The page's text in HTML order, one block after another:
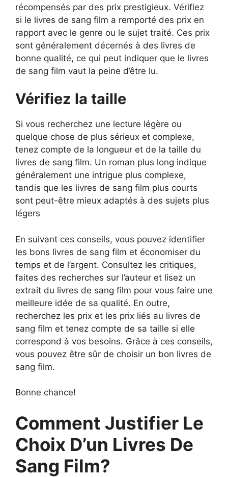
récompensés par des prix prestigieux. Vérifiez
si le livres de sang film a remporté des prix en
rapport avec le genre ou le sujet traité. Ces prix
sont généralement décernés à des livres de
bonne qualité, ce qui peut indiquer que le livres
de sang film vaut la peine d’être lu.
Vérifiez la taille
Si vous recherchez une lecture légère ou
quelque chose de plus sérieux et complexe,
tenez compte de la longueur et de la taille du
livres de sang film. Un roman plus long indique
généralement une intrigue plus complexe,
tandis que les livres de sang film plus courts
sont peut-être mieux adaptés à des sujets plus
légers
En suivant ces conseils, vous pouvez identifier
les bons livres de sang film et économiser du
temps et de l’argent. Consultez les critiques,
faites des recherches sur l’auteur et lisez un
extrait du livres de sang film pour vous faire une
meilleure idée de sa qualité. En outre,
recherchez les prix et les prix liés au livres de
sang film et tenez compte de sa taille si elle
correspond à vos besoins. Grâce à ces conseils,
vous pouvez être sûr de choisir un bon livres de
sang film.
Bonne chance!
Comment Justifier Le
Choix D’un Livres De
Sang Film?